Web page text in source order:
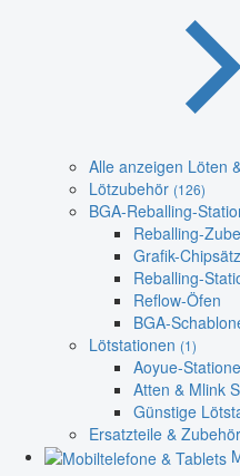
Alle anzeigen Löten
Lötzubehör (126)
BGA-Reballing-
Reballing-
Grafik-
Reballing-
Reflow-Öfen
BGA-
Lötstationen (1)
Aoyue-
Atten & Mlink
Günstige
Ersatzteile & Zubehör